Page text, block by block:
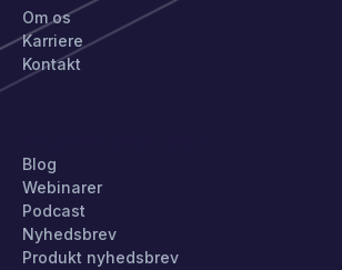
Om os
Karriere
Kontakt
Blog
Webinarer
Podcast
Nyhedsbrev
Produkt nyhedsbrev